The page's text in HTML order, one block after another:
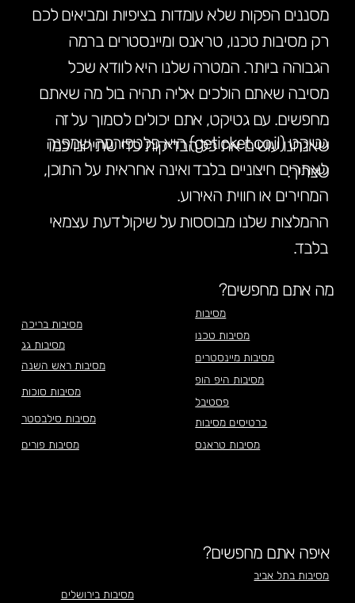
מסיבות בריכה
מסיבות גג
מסיבות ראש השנה
מסיבות סוכות
מסיבות סילבסטר
מסיבות פורים
מה אתם מחפשים?
מסיבות
מסיבות טכנו
מסיבות טראנס
מסיבות מיינסטרים
מסיבות היפ הופ
פסטיבל
כרטיסים מסיבות
איפה אתם מחפשים?
מסיבות בתל אביב
מסיבות בירושלים
גטיקט (geticket.co.il) היא פלטפורמה שמפנה
לאתרים חיצוניים בלבד ואינה אחראית על התוכן,
המחירים או חווית האירוע.
ההמלצות שלנו מבוססות על שיקול דעת עצמאי
בלבד.
מסננים הפקות שלא עומדות בציפיות ומביאים לכם
רק מסיבות טכנו, טראנס ומיינסטרים ברמה
הגבוהה ביותר. המטרה שלנו היא לוודא שכל
מסיבה שאתם הולכים אליה תהיה בול מה שאתם
מחפשים. עם גטיקט, אתם יכולים לסמוך על זה
שאנחנו עושים את כל הבדיקות כדי שתיהנו כמו
שצריך.